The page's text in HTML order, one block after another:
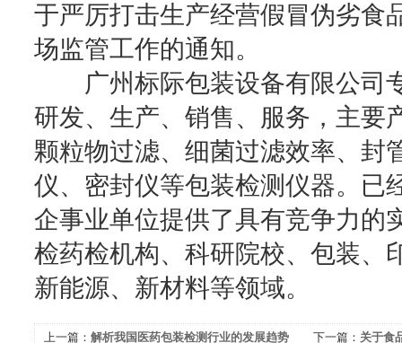
于严厉打击生产经营假冒伪劣食
场监管工作的通知。
广州标际包装设备有限公司
研发、生产、销售、服务，主要
颗粒物过滤、细菌过滤效率、封
仪、密封仪等包装检测仪器。已
企事业单位提供了具有竞争力的
检药检机构、科研院校、包装、
新能源、新材料等领域。
上一篇： 解析我国医药包装检测行业的发展趋势 下一篇： 关于食